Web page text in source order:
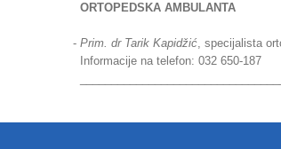
ORTOPEDSKA AMBULANTA
- Prim. dr Tarik Kapidžić, specijalista
Informacije na telefon: 032 650-187